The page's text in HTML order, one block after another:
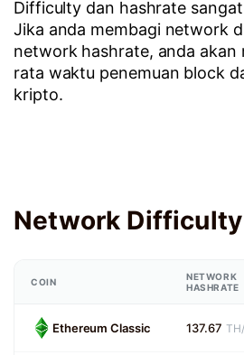
Difficulty dan hashrate
Jika anda membagi network
network hashrate, anda akan
rata waktu penemuan block
kripto.
Network Difficulty
COIN
NETWORK
HASHRATE
Ethereum Classic 137.67